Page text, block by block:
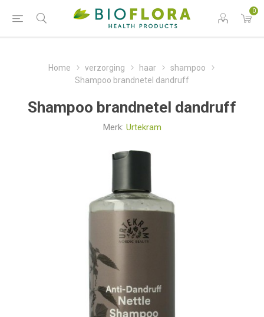
0
Home verzorging haar
shampoo
Shampoo brandnetel dandruff
Shampoo brandnetel dandruff
Merk: Urtekram